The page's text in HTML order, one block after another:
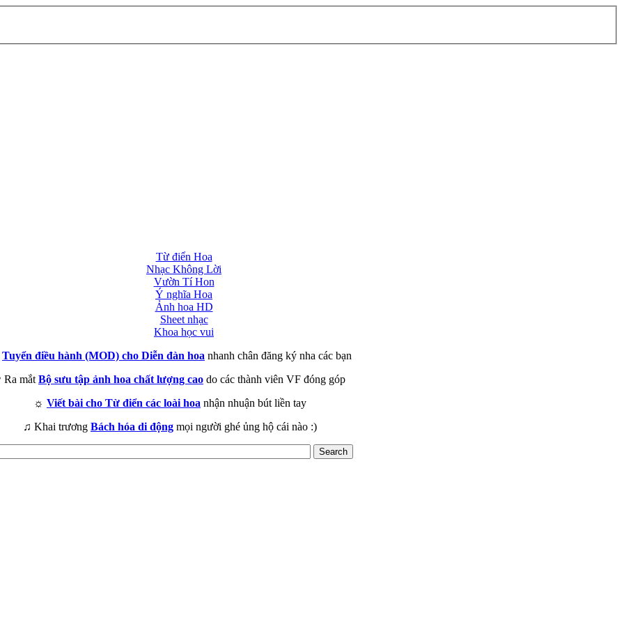
Từ điển Hoa
Nhạc Không Lời
Vườn Tí Hon
Ý nghĩa Hoa
Ảnh hoa HD
Sheet nhạc
Khoa học vui
Tuyển điều hành (MOD) cho Diễn đàn hoa nhanh chân đăng ký nha các bạn
Ra mắt Bộ sưu tập ảnh hoa chất lượng cao do các thành viên VF đóng góp
☼ Viết bài cho Từ điển các loài hoa nhận nhuận bút liền tay
♫ Khai trương Bách hóa di động mọi người ghé ủng hộ cái nào :)